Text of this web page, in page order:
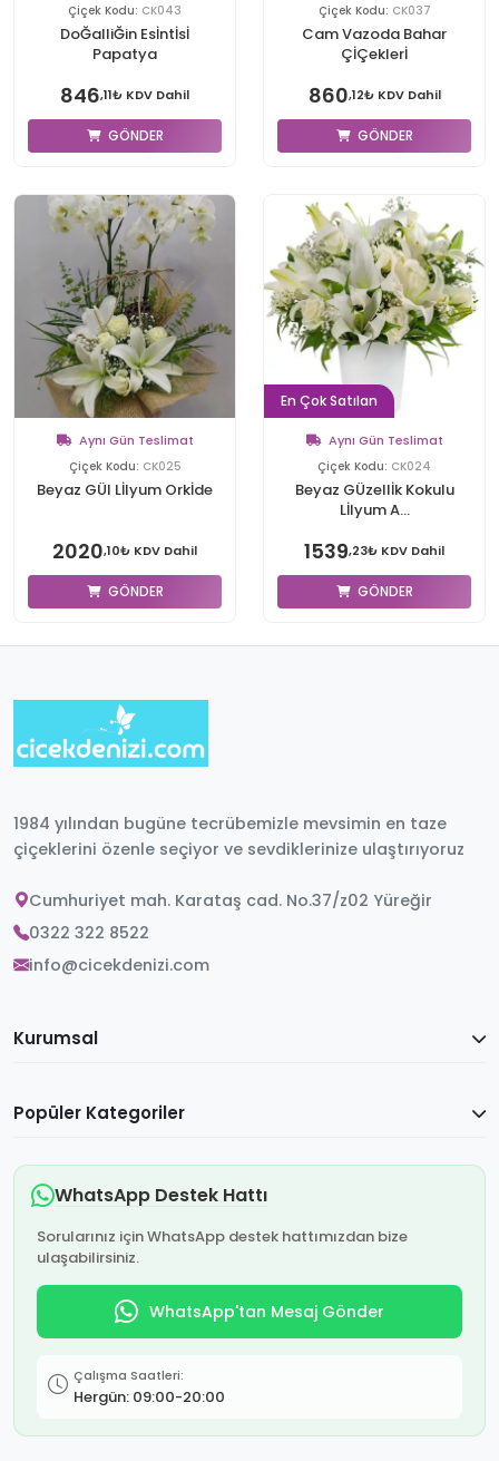
Çiçek Kodu: CK043
DoĞalliĞin Esİntİsİ
Papatya
846,11₺ KDV Dahil
GÖNDER
Çiçek Kodu: CK037
Cam Vazoda Bahar
ÇİÇeklerİ
860,12₺ KDV Dahil
GÖNDER
Aynı Gün Teslimat
Çiçek Kodu: CK025
Beyaz GÜl Lİlyum Orkİde
2020,10₺ KDV Dahil
GÖNDER
En Çok Satılan
Aynı Gün Teslimat
Çiçek Kodu: CK024
Beyaz GÜzellİk Kokulu
Lİlyum A...
1539,23₺ KDV Dahil
GÖNDER
1984 yılından bugüne tecrübemizle mevsimin en taze
çiçeklerini özenle seçiyor ve sevdiklerinize ulaştırıyoruz
Cumhuriyet mah. Karataş cad. No.37/z02 Yüreğir
0322 322 8522
info@cicekdenizi.com
Kurumsal
Popüler Kategoriler
WhatsApp Destek Hattı
Sorularınız için WhatsApp destek hattımızdan bize
ulaşabilirsiniz.
WhatsApp'tan Mesaj Gönder
Çalışma Saatleri:
Hergün: 09:00-20:00